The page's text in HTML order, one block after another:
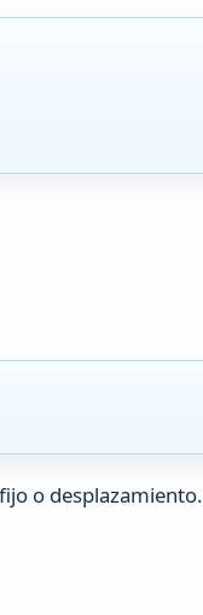
o desplazamiento.